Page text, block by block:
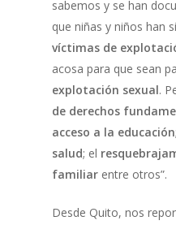
sabemos y se han
que niñas y niños han
víctimas de
acosa para que sean
explotación sexual.
de derechos
acceso a la educación
salud; el
familiar entre otros”.
Desde Quito, nos